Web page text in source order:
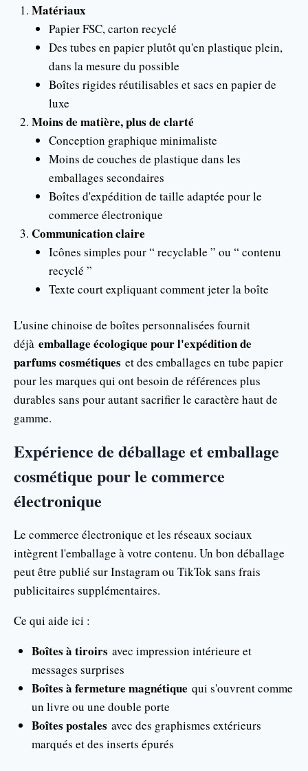
Matériaux
Papier FSC, carton recyclé
Des tubes en papier plutôt qu'en plastique plein,
dans la mesure du possible
Boîtes rigides réutilisables et sacs en papier de
luxe
Moins de matière, plus de clarté
Conception graphique minimaliste
Moins de couches de plastique dans les
emballages secondaires
Boîtes d'expédition de taille adaptée pour le
commerce électronique
Communication claire
Icônes simples pour “ recyclable ” ou “ contenu
recyclé ”
Texte court expliquant comment jeter la boîte
L'usine chinoise de boîtes personnalisées fournit
déjà emballage écologique pour l'expédition de
parfums cosmétiques et des emballages en tube papier
pour les marques qui ont besoin de références plus
durables sans pour autant sacrifier le caractère haut de
gamme.
Expérience de déballage et emballage
cosmétique pour le commerce
électronique
Le commerce électronique et les réseaux sociaux
intègrent l'emballage à votre contenu. Un bon déballage
peut être publié sur Instagram ou TikTok sans frais
publicitaires supplémentaires.
Ce qui aide ici :
Boîtes à tiroirs avec impression intérieure et
messages surprises
Boîtes à fermeture magnétique qui s'ouvrent comme
un livre ou une double porte
Boîtes postales avec des graphismes extérieurs
marqués et des inserts épurés